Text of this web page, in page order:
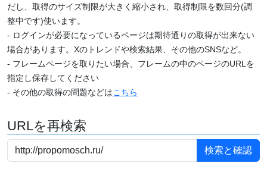
だし、取得のサイズ制限が大きく縮小され、取得制限を数回分(調
整中です)使います。
- ログインが必要になっているページは期待通りの取得が出来ない
場合があります。Xのトレンドや検索結果、その他のSNSなど。
- フレームページを取りたい場合、フレームの中のページのURLを
指定し保存してください
- その他の取得の問題などはこちら
URLを再検索